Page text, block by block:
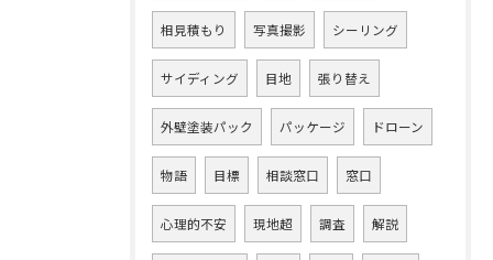
相見積もり 写真撮影 シーリング
サイディング 目地 張り替え
外壁塗装パック パッケージ ドローン
物語 目標 相談窓口 窓口
心理的不安 現地超 調査 解説